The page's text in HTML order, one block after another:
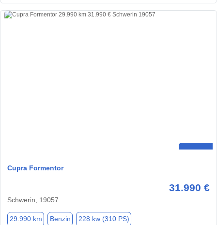
Cupra Formentor
31.990 €
Schwerin, 19057
29.990 km Benzin 228 kw (310 PS)